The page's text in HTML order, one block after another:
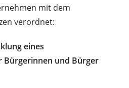
mit dem
verordnet:
eines
und Bürger